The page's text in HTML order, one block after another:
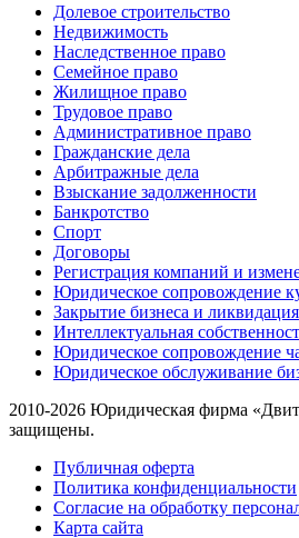
Долевое строительство
Недвижимость
Наследственное право
Семейное право
Жилищное право
Трудовое право
Административное право
Гражданские дела
Арбитражные дела
Взыскание задолженности
Банкротство
Спорт
Договоры
Регистрация компаний и
Юридическое сопровождение
Закрытие бизнеса и ликвидация
Интеллектуальная
Юридическое сопровождение
Юридическое обслуживание
2010-2026 Юридическая фирма
защищены.
Публичная оферта
Политика конфиденциальности
Согласие на обработку
Карта сайта